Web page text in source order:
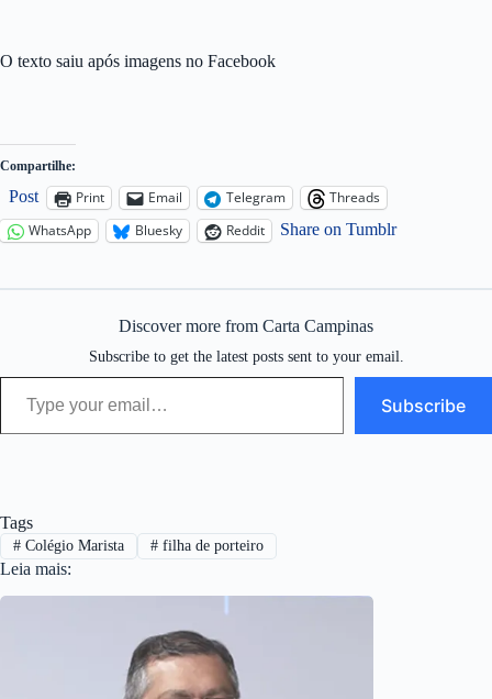
O texto saiu após imagens no Facebook
Compartilhe:
Post Print Email Telegram
Threads
WhatsApp
Bluesky Reddit Share on Tumblr
Discover more from Carta Campinas
Subscribe to get the latest posts sent to your email.
Type your email…
Subscribe
Tags
#Colégio Marista #filha de porteiro
Leia mais: